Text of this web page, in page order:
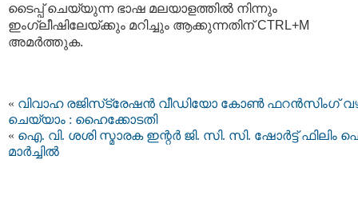
ടൈപ്പ്‌ ചെയ്യുന്ന ഭാഷ മലയാളത്തില്‍ നിന്നും
ഇംഗ്ലീഷിലേയ്ക്കും മറിച്ചും ആക്കുന്നതിന് CTRL+M
അമര്‍ത്തുക.
« വിവാഹ രജിസ്​ട്രേഷന്‍ വീഡിയോ കോണ്‍ ഫറന്‍സിംഗ്
ചെയ്യാം : ഹൈക്കോടതി
« ഐ. വി. ശശി സ്മാരക ഇന്റർ ജി. സി. സി. ഷോർട്ട് ഫിലിം
മാർച്ചിൽ